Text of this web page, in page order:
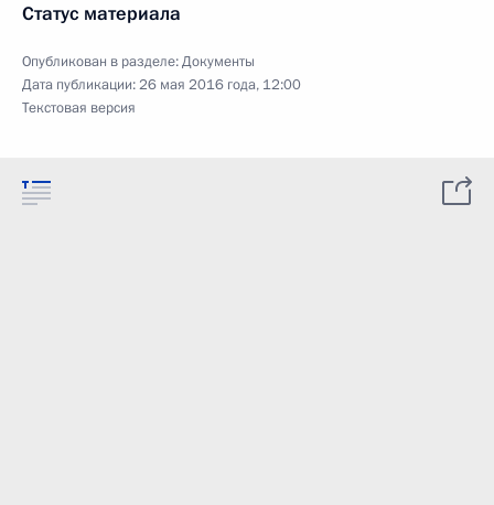
Статус материала
Опубликован в разделе:Документы
Дата публикации:26 мая 2016 года, 12:00
Текстовая версия